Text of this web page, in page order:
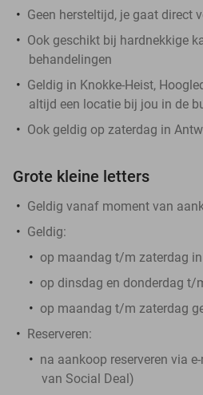
Geen hersteltijd, je gaat direct
Ook geschikt bij hardnekkige
behandelingen
Geldig in Knokke-Heist,
altijd een locatie bij jou in de
Ook geldig op zaterdag in
Grote kleine letters
Geldig vanaf moment van
Geldig:
op maandag t/m zaterdag
op dinsdag en donderdag t/
op maandag t/m zaterdag
Reserveren:
na aankoop reserveren via
van Social Deal)